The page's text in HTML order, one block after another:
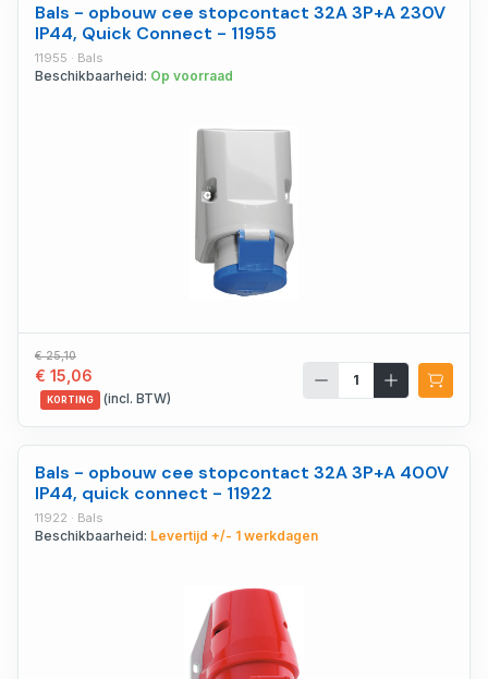
Bals - opbouw cee stopcontact 32A 3P+A 230V
IP44, Quick Connect - 11955
11955 · Bals
Beschikbaarheid: Op voorraad
€ 25,10
€ 15,06
KORTING (incl. BTW)
Bals - opbouw cee stopcontact 32A 3P+A 400V
IP44, quick connect - 11922
11922 · Bals
Beschikbaarheid: Levertijd +/- 1 werkdagen